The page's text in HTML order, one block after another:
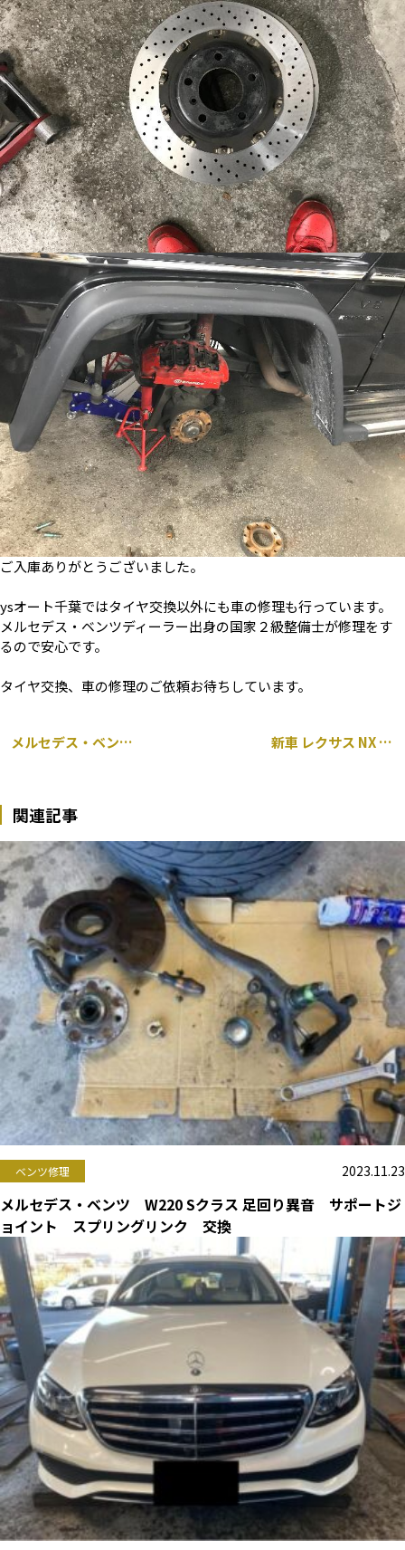
ご入庫ありがとうございました。
ysオート千葉ではタイヤ交換以外にも車の修理も行っています。
メルセデス・ベンツディーラー出身の国家２級整備士が修理をす
るので安心です。
タイヤ交換、車の修理のご依頼お待ちしています。
メルセデス・ベンツ Cクラス 205 持ち込み グリル交換 新車 レクサス NX 前後ドラレコ TVキャンセラー取り付け
関連記事
ベンツ修理 2023.11.23
メルセデス・ベンツ W220 Sクラス 足回り異音 サポートジ
ョイント スプリングリンク 交換